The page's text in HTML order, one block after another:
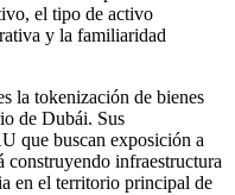
el tipo de activo
y la familiaridad
la tokenización de bienes
de Dubái. Sus
que buscan exposición a
construyendo infraestructura
en el territorio principal de